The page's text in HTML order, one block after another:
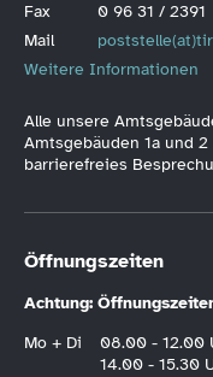
Fax
0 96 31 / 2391
Mail
Weitere Informationen
Alle unsere
Amtsgebäuden 1a und
barrierefreies
Öffnungszeiten
Achtung:
Mo + Di
08.00 - 12.00
14.00 - 15.30